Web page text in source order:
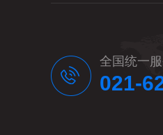
全国统一
021-